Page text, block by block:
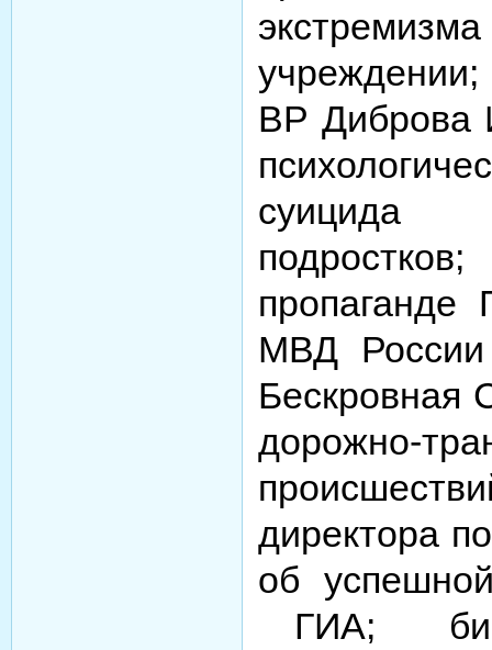
ВР Диброва
МВД России
Бескровная
дорожно-
директора
об
ГИА;